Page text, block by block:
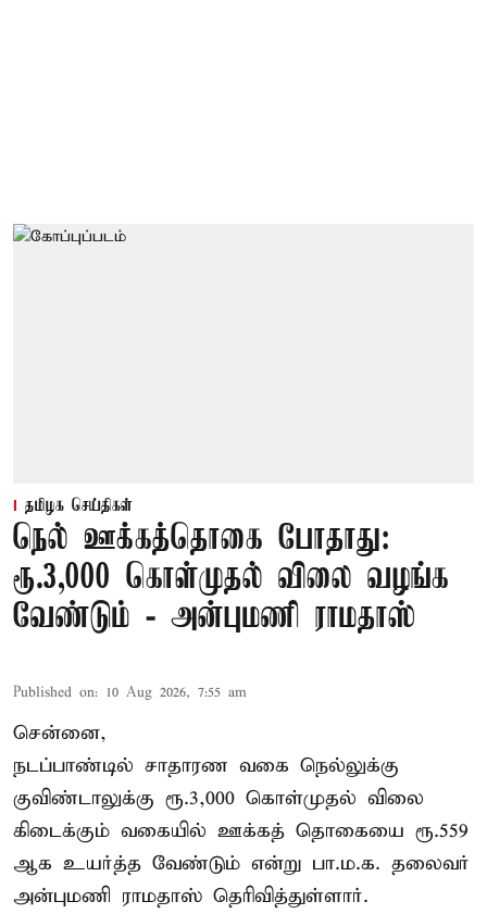
தமிழக செய்திகள்
நெல் ஊக்கத்தொகை போதாது:
ரூ.3,000 கொள்முதல் விலை வழங்க
வேண்டும் - அன்புமணி ராமதாஸ்
Published on: 10 Aug 2026, 7:55 am
சென்னை,
நடப்பாண்டில் சாதாரண வகை நெல்லுக்கு
குவிண்டாலுக்கு ரூ.3,000 கொள்முதல் விலை
கிடைக்கும் வகையில் ஊக்கத் தொகையை ரூ.559
ஆக உயர்த்த வேண்டும் என்று பா.ம.க. தலைவர்
அன்புமணி ராமதாஸ் தெரிவித்துள்ளார்.